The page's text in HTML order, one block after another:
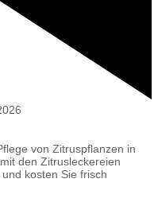
von Zitruspflanzen in
den Zitrusleckereien
kosten Sie frisch